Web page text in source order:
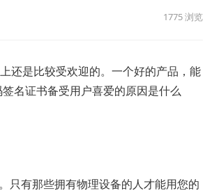
1775浏览
还是比较受欢迎的。一个好的产品，能
名证书备受用户喜爱的原因是什么
只有那些拥有物理设备的人才能用您的